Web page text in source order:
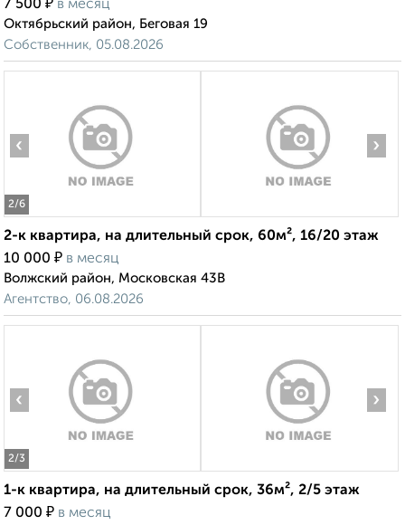
7 500 ₽ в месяц
Октябрьский район, Беговая 19
Собственник, 05.08.2026
2/6
‹ ›
2-к квартира, на длительный срок, 60м², 16/20 этаж
10 000 ₽ в месяц
Волжский район, Московская 43В
Агентство, 06.08.2026
2/3
‹ ›
1-к квартира, на длительный срок, 36м², 2/5 этаж
7 000 ₽ в месяц